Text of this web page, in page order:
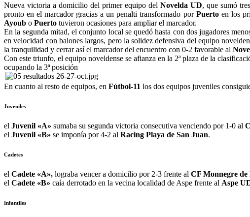
Nueva victoria a domicilio del primer equipo delNovelda UD, que sumó
pronto en el marcador gracias a un penalti transformado por Puertoen los
Ayoub o Puerto tuvieron ocasiones para ampliar el marcador.
En la segunda mitad, el conjunto local se quedó hasta con dos jugadores
en velocidad con balones largos, pero la solidez defensiva del equipo
la tranquilidad y cerrar así el marcador del encuentro con 0-2 favorable al
Con este triunfo, el equipo noveldense se afianza en la 2ª plaza de la
ocupando la 3ª posición
En cuanto al resto de equipos, en Fútbol-11 los dos equipos juveniles
Juveniles
el Juvenil «A» sumaba su segunda victoria consecutiva venciendo por 1-0 al
el Juvenil «B» se imponía por 4-2 al Racing Playa de San Juan.
Cadetes
el Cadete «A», lograba vencer a domicilio por 2-3 frente al CF Monnegre
el Cadete «B» caía derrotado en la vecina localidad de Aspe frente al Aspe
Infantiles